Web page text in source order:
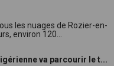
les nuages de Rozier-en-
environ 120...
va parcourir le t...